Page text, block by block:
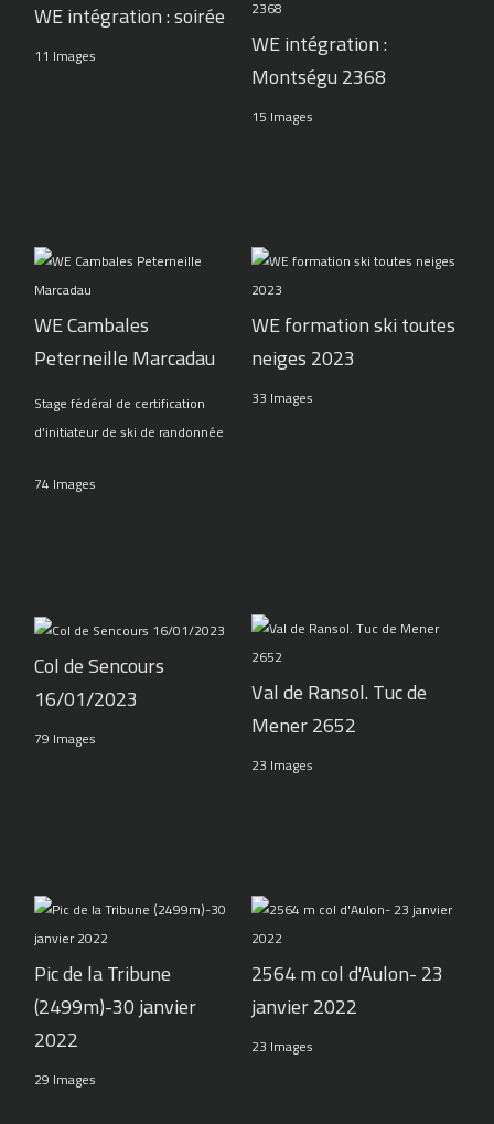
WE intégration : soirée
11 Images
WE intégration :
Montségu 2368
15 Images
WE Cambales
Peterneille Marcadau
Stage fédéral de certification
d'initiateur de ski de randonnée
74 Images
WE formation ski toutes
neiges 2023
33 Images
Col de Sencours
16/01/2023
79 Images
Val de Ransol. Tuc de
Mener 2652
23 Images
Pic de la Tribune
(2499m)-30 janvier
2022
29 Images
2564 m col d'Aulon- 23
janvier 2022
23 Images